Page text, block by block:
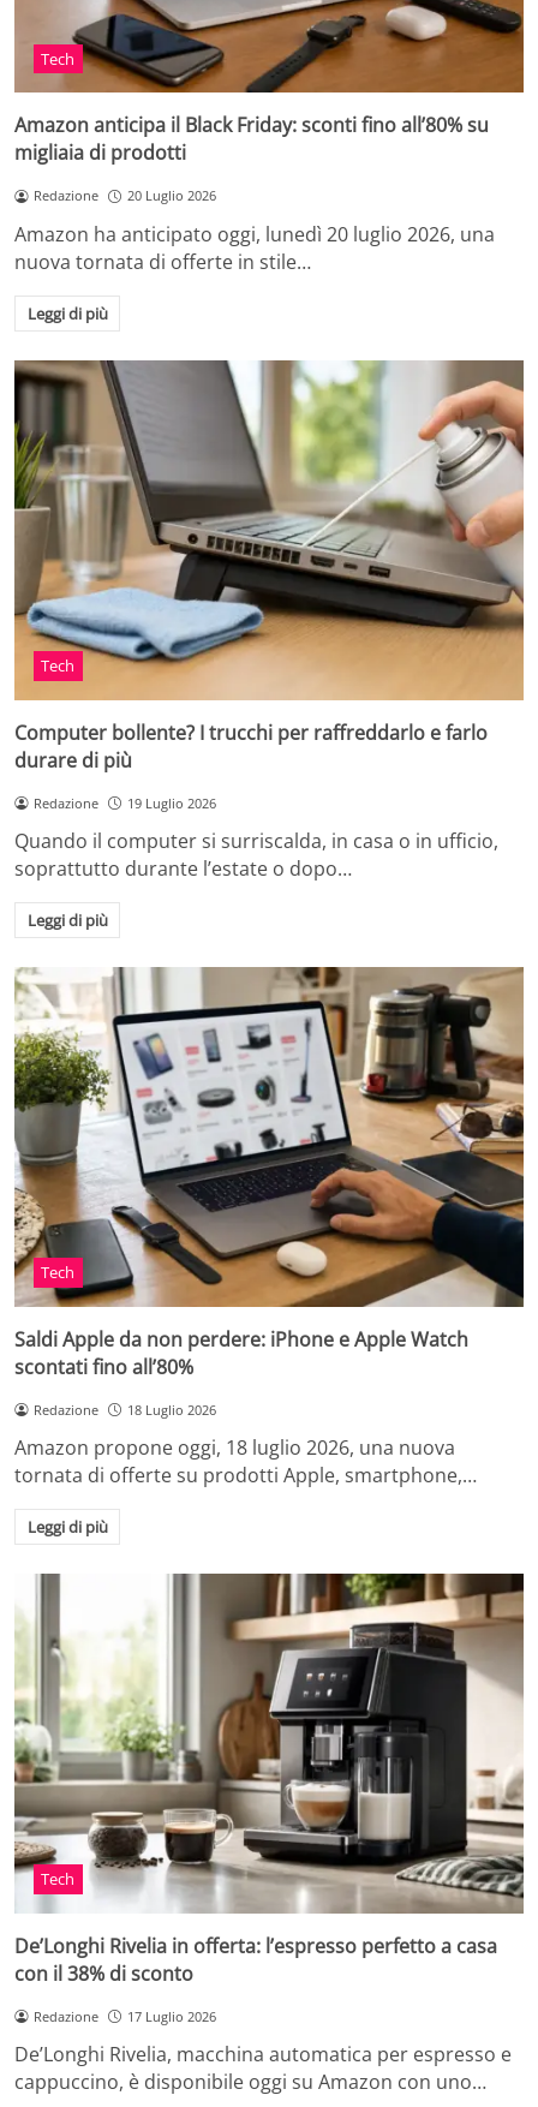
Tech
Amazon anticipa il Black Friday: sconti fino all’80% su
migliaia di prodotti
Redazione 20 Luglio 2026
Amazon ha anticipato oggi, lunedì 20 luglio 2026, una
nuova tornata di offerte in stile…
Leggi di più
Tech
Computer bollente? I trucchi per raffreddarlo e farlo
durare di più
Redazione 19 Luglio 2026
Quando il computer si surriscalda, in casa o in ufficio,
soprattutto durante l’estate o dopo…
Leggi di più
Tech
Saldi Apple da non perdere: iPhone e Apple Watch
scontati fino all’80%
Redazione 18 Luglio 2026
Amazon propone oggi, 18 luglio 2026, una nuova
tornata di offerte su prodotti Apple, smartphone,…
Leggi di più
Tech
De’Longhi Rivelia in offerta: l’espresso perfetto a casa
con il 38% di sconto
Redazione 17 Luglio 2026
De’Longhi Rivelia, macchina automatica per espresso e
cappuccino, è disponibile oggi su Amazon con uno…